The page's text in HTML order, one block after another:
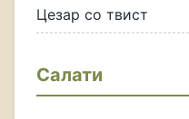
Цезар со твист
Салати